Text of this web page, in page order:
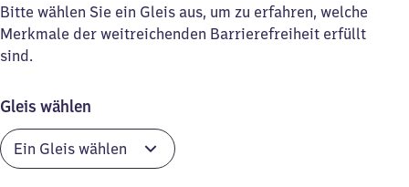
Bitte wählen Sie ein Gleis aus, um zu erfahren, welche
Merkmale der weitreichenden Barrierefreiheit erfüllt
sind.
Gleis wählen